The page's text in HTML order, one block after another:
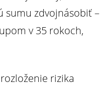
sumu zdvojnásobiť –
v 35 rokoch,
rizika